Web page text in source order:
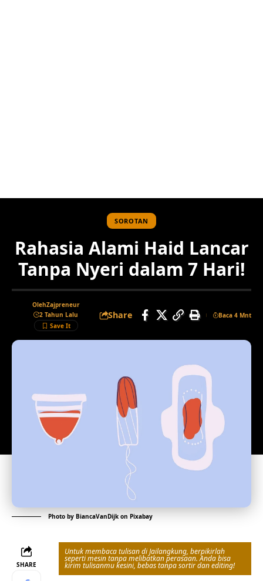
SOROTAN
Rahasia Alami Haid Lancar
Tanpa Nyeri dalam 7 Hari!
OlehZajpreneur
2 Tahun Lalu
Share Baca 4 Mnt
Photo by BiancaVanDijk on Pixabay
SHARE
Untuk membaca tulisan di Jailangkung, berpikirlah
seperti mesin tanpa melibatkan perasaan. Anda bisa
kirim tulisanmu kesini, bebas tanpa sortir dan editing!